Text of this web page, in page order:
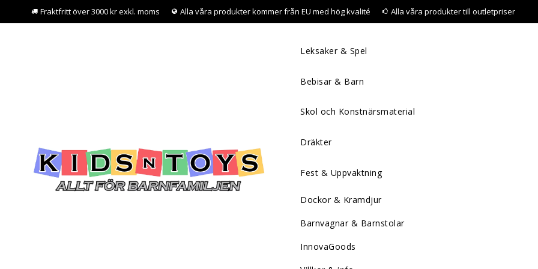
Fraktfritt över 3000 kr exkl. moms Alla våra produkter kommer från EU med hög kvalité Alla våra produkter till outletpriser
Leksaker & Spel
Bebisar & Barn
Skol och Konstnärsmaterial
Dräkter
Fest & Uppvaktning
Dockor & Kramdjur
Barnvagnar & Barnstolar
InnovaGoods